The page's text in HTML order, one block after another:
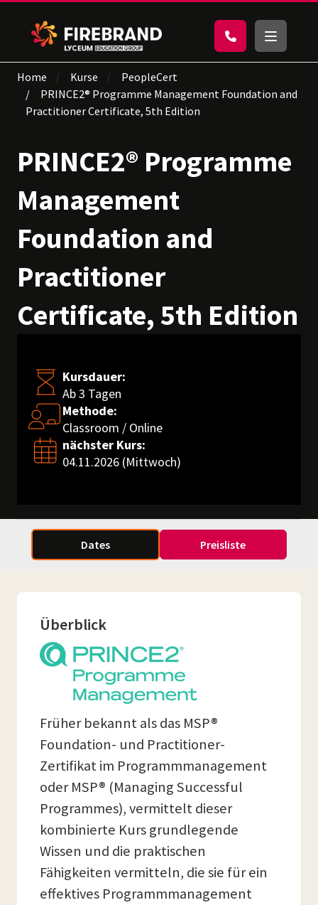
Home Kurse
PeopleCert
PRINCE2® Programme Management Foundation and
Practitioner Certificate, 5th Edition
PRINCE2® Programme
Management
Foundation and
Practitioner
Certificate, 5th Edition
Kursdauer:
Ab 3 Tagen
Methode:
Classroom / Online
nächster Kurs:
04.11.2026 (Mittwoch)
Dates Preisliste
Überblick
Früher bekannt als das MSP®
Foundation- und Practitioner-
Zertifikat im Programmmanagement
oder MSP® (Managing Successful
Programmes), vermittelt dieser
kombinierte Kurs grundlegende
Wissen und die praktischen
Fähigkeiten vermitteln, die sie für ein
effektives Programmmanagement